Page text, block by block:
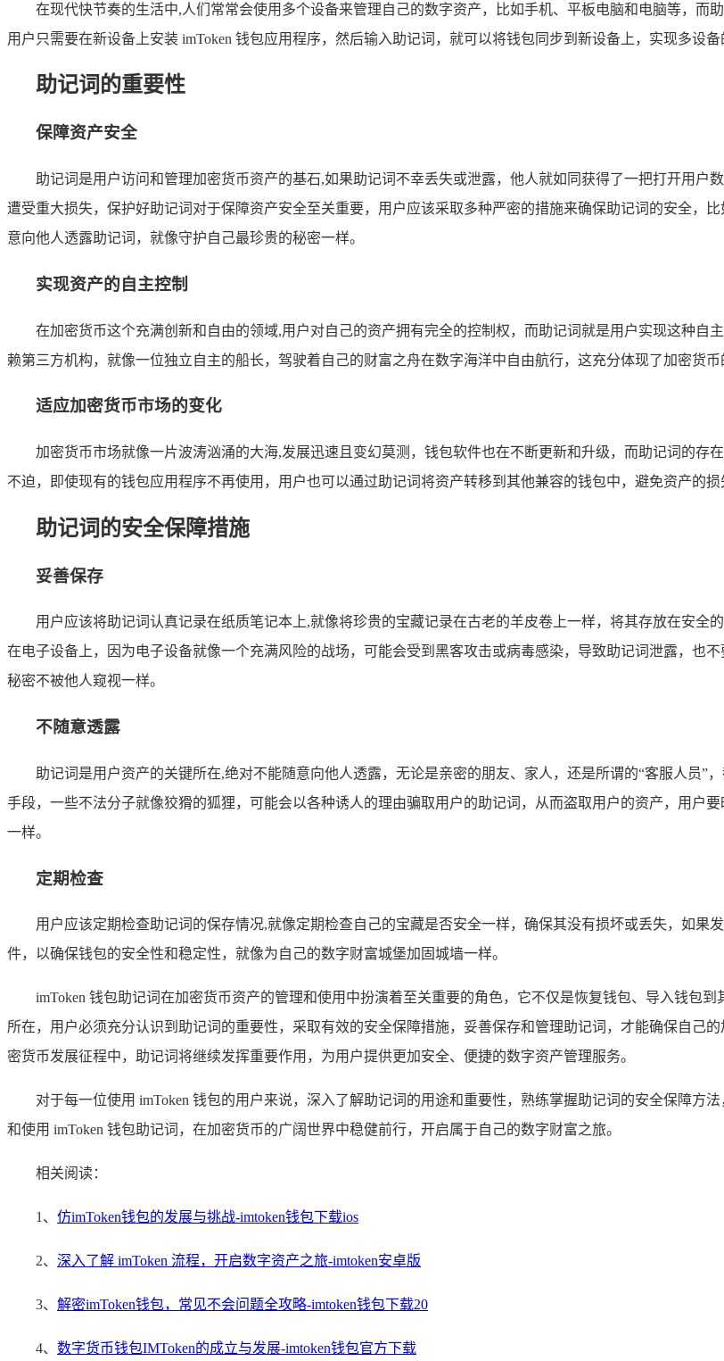
在现代快节奏的生活中,人们常常会使用多个设备来管理自己的数字资产，比如手机、平板电脑和电脑等，而
用户只需要在新设备上安装 imToken 钱包应用程序，然后输入助记词，就可以将钱包同步到新设备上，实现多设
助记词的重要性
保障资产安全
助记词是用户访问和管理加密货币资产的基石,如果助记词不幸丢失或泄露，他人就如同获得了一把打开用户
遭受重大损失，保护好助记词对于保障资产安全至关重要，用户应该采取多种严密的措施来确保助记词的安全，
意向他人透露助记词，就像守护自己最珍贵的秘密一样。
实现资产的自主控制
在加密货币这个充满创新和自由的领域,用户对自己的资产拥有完全的控制权，而助记词就是用户实现这种自
赖第三方机构，就像一位独立自主的船长，驾驶着自己的财富之舟在数字海洋中自由航行，这充分体现了加密货
适应加密货币市场的变化
加密货币市场就像一片波涛汹涌的大海,发展迅速且变幻莫测，钱包软件也在不断更新和升级，而助记词的存
不迫，即使现有的钱包应用程序不再使用，用户也可以通过助记词将资产转移到其他兼容的钱包中，避免资产的
助记词的安全保障措施
妥善保存
用户应该将助记词认真记录在纸质笔记本上,就像将珍贵的宝藏记录在古老的羊皮卷上一样，将其存放在安
在电子设备上，因为电子设备就像一个充满风险的战场，可能会受到黑客攻击或病毒感染，导致助记词泄露，也
秘密不被他人窥视一样。
不随意透露
助记词是用户资产的关键所在,绝对不能随意向他人透露，无论是亲密的朋友、家人，还是所谓的“客服人员”
手段，一些不法分子就像狡猾的狐狸，可能会以各种诱人的理由骗取用户的助记词，从而盗取用户的资产，用户
一样。
定期检查
用户应该定期检查助记词的保存情况,就像定期检查自己的宝藏是否安全一样，确保其没有损坏或丢失，如
件，以确保钱包的安全性和稳定性，就像为自己的数字财富城堡加固城墙一样。
imToken 钱包助记词在加密货币资产的管理和使用中扮演着至关重要的角色，它不仅是恢复钱包、导入钱包
所在，用户必须充分认识到助记词的重要性，采取有效的安全保障措施，妥善保存和管理助记词，才能确保自己
密货币发展征程中，助记词将继续发挥重要作用，为用户提供更加安全、便捷的数字资产管理服务。
对于每一位使用 imToken 钱包的用户来说，深入了解助记词的用途和重要性，熟练掌握助记词的安全保障方
和使用 imToken 钱包助记词，在加密货币的广阔世界中稳健前行，开启属于自己的数字财富之旅。
相关阅读：
1、 仿imToken钱包的发展与挑战-imtoken钱包下载ios
2、 深入了解 imToken 流程，开启数字资产之旅-imtoken安卓版
3、 解密imToken钱包，常见不会问题全攻略-imtoken钱包下载20
4、 数字货币钱包IMToken的成立与发展-imtoken钱包官方下载